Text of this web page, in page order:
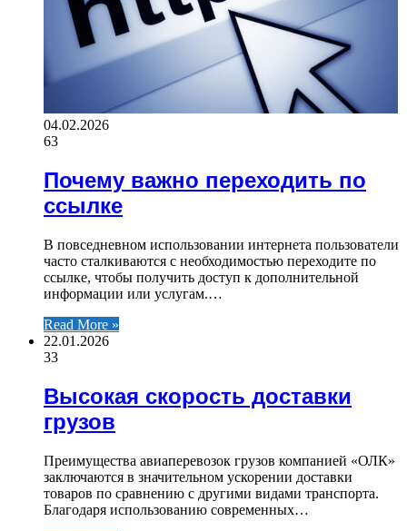
04.02.2026
63
Почему важно переходить по
ссылке
В повседневном использовании интернета пользователи
часто сталкиваются с необходимостью переходите по
ссылке, чтобы получить доступ к дополнительной
информации или услугам.…
Read More »
22.01.2026
33
Высокая скорость доставки
грузов
Преимущества авиаперевозок грузов компанией «ОЛК»
заключаются в значительном ускорении доставки
товаров по сравнению с другими видами транспорта.
Благодаря использованию современных…